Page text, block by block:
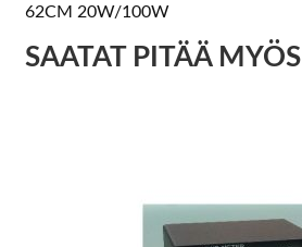
62CM 20W/100W
SAATAT PITÄÄ MYÖS